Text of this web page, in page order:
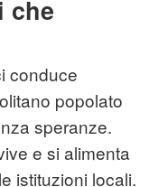
che
conduce
popolato
speranze.
e si alimenta
istituzioni locali.